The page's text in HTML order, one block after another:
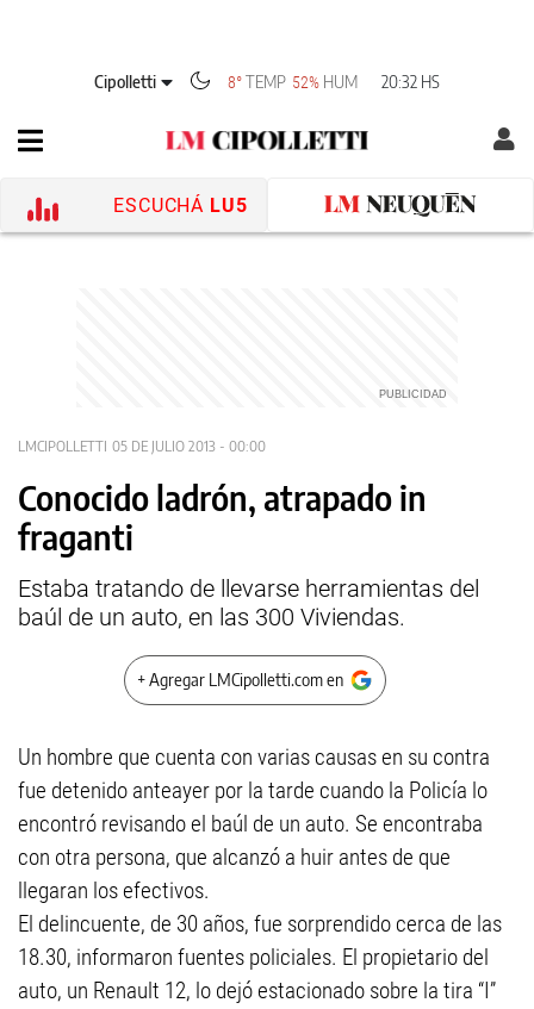
Cipolletti 8° TEMP 52% HUM 20:32 HS
ESCUCHÁ LU5
LMCIPOLLETTI 05 DE JULIO 2013 - 00:00
Conocido ladrón, atrapado in
fraganti
Estaba tratando de llevarse herramientas del
baúl de un auto, en las 300 Viviendas.
+ Agregar LMCipolletti.com en
Un hombre que cuenta con varias causas en su contra
fue detenido anteayer por la tarde cuando la Policía lo
encontró revisando el baúl de un auto. Se encontraba
con otra persona, que alcanzó a huir antes de que
llegaran los efectivos.
El delincuente, de 30 años, fue sorprendido cerca de las
18.30, informaron fuentes policiales. El propietario del
auto, un Renault 12, lo dejó estacionado sobre la tira “I”